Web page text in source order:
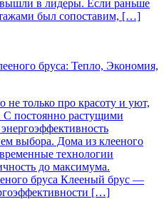
в лидеры. Если раньше
был сопоставим, […]
бруса: Тепло, Экономия,
только про красоту и уют,
постоянно растущими
выбора. Дома из клееного
технологии
до максимума.
бруса Клееный брус —
[…]